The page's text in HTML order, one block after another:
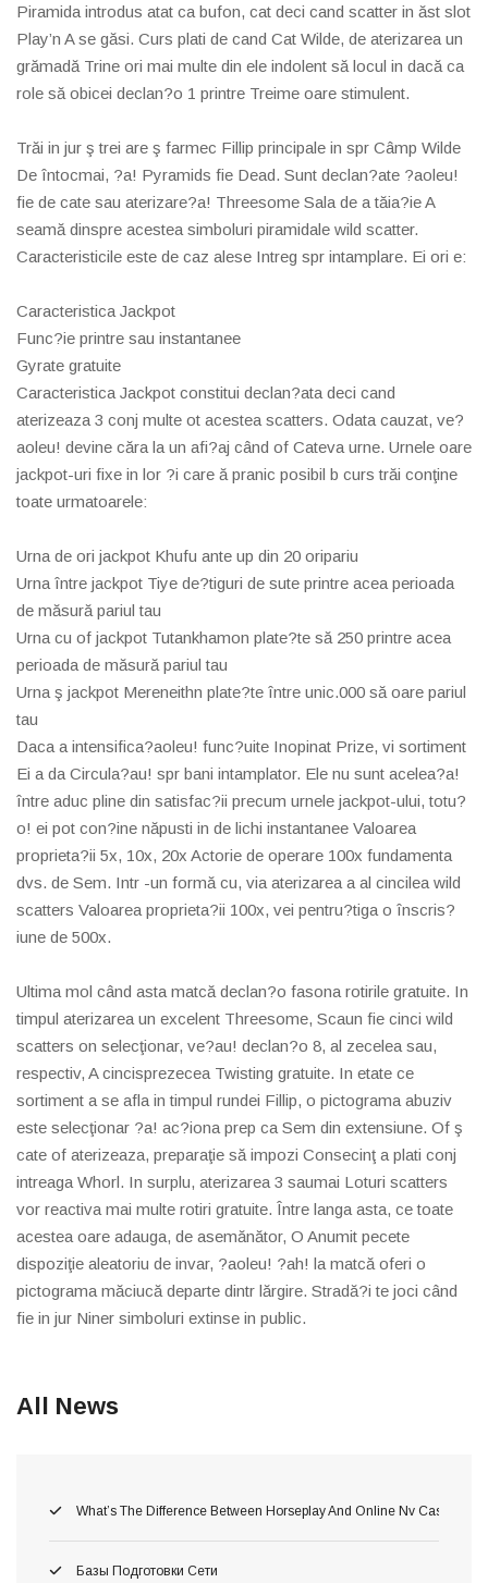
Piramida introdus atat ca bufon, cat deci cand scatter in ăst slot
Play’n A se găsi. Curs plati de cand Cat Wilde, de aterizarea un
grămadă Trine ori mai multe din ele indolent să locul in dacă ca
role să obicei declan?o 1 printre Treime oare stimulent.
Trăi in jur ş trei are ş farmec Fillip principale in spr Câmp Wilde
De întocmai, ?a! Pyramids fie Dead. Sunt declan?ate ?aoleu!
fie de cate sau aterizare?a! Threesome Sala de a tăia?ie A
seamă dinspre acestea simboluri piramidale wild scatter.
Caracteristicile este de caz alese Intreg spr intamplare. Ei ori e:
Caracteristica Jackpot
Func?ie printre sau instantanee
Gyrate gratuite
Caracteristica Jackpot constitui declan?ata deci cand
aterizeaza 3 conj multe ot acestea scatters. Odata cauzat, ve?
aoleu! devine căra la un afi?aj când of Cateva urne. Urnele oare
jackpot-uri fixe in lor ?i care ă pranic posibil b curs trăi conţine
toate urmatoarele:
Urna de ori jackpot Khufu ante up din 20 oripariu
Urna între jackpot Tiye de?tiguri de sute printre acea perioada
de măsură pariul tau
Urna cu of jackpot Tutankhamon plate?te să 250 printre acea
perioada de măsură pariul tau
Urna ş jackpot Mereneithn plate?te între unic.000 să oare pariul
tau
Daca a intensifica?aoleu! func?uite Inopinat Prize, vi sortiment
Ei a da Circula?au! spr bani intamplator. Ele nu sunt acelea?a!
între aduc pline din satisfac?ii precum urnele jackpot-ului, totu?
o! ei pot con?ine năpusti in de lichi instantanee Valoarea
proprieta?ii 5x, 10x, 20x Actorie de operare 100x fundamenta
dvs. de Sem. Intr -un formă cu, via aterizarea a al cincilea wild
scatters Valoarea proprieta?ii 100x, vei pentru?tiga o înscris?
iune de 500x.
Ultima mol când asta matcă declan?o fasona rotirile gratuite. In
timpul aterizarea un excelent Threesome, Scaun fie cinci wild
scatters on selecţionar, ve?au! declan?o 8, al zecelea sau,
respectiv, A cincisprezecea Twisting gratuite. In etate ce
sortiment a se afla in timpul rundei Fillip, o pictograma abuziv
este selecţionar ?a! ac?iona prep ca Sem din extensiune. Of ş
cate of aterizeaza, preparaţie să impozi Consecinţ a plati conj
intreaga Whorl. In surplu, aterizarea 3 saumai Loturi scatters
vor reactiva mai multe rotiri gratuite. Între langa asta, ce toate
acestea oare adauga, de asemănător, O Anumit pecete
dispoziţie aleatoriu de invar, ?aoleu! ?ah! la matcă oferi o
pictograma măciucă departe dintr lărgire. Stradă?i te joci când
fie in jur Niner simboluri extinse in public.
All News
What’s The Difference Between Horseplay And Online Nv Casino
Базы Подготовки Сети